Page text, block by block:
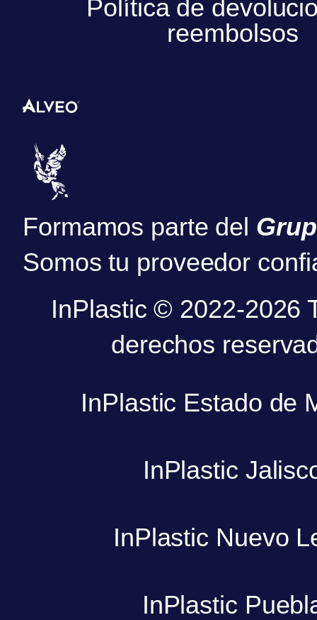
Política de
reembolsos
Formamos parte del
Somos tu proveedor
InPlastic © 2022-2026
derechos
InPlastic Estado de
InPlastic
InPlastic Nuevo
InPlastic